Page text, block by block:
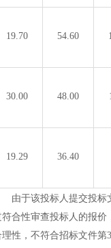
19.70 54.60
30.00 48.00
19.29 36.40
由于该投标人提交投标
符合性审查投标人的报价
理性，不符合招标文件第